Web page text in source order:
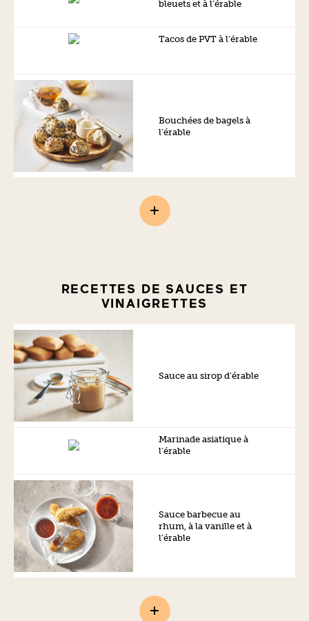
bleuets et à l’érable
Tacos de PVT à l’érable
Bouchées de bagels à
l’érable
RECETTES DE SAUCES ET
VINAIGRETTES
Sauce au sirop d’érable
Marinade asiatique à
l’érable
Sauce barbecue au
rhum, à la vanille et à
l’érable